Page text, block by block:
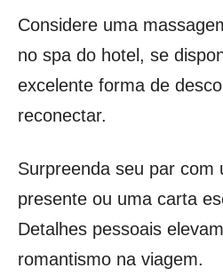
Considere uma
no spa do hotel, se
excelente forma de
reconectar.
Surpreenda seu par com
presente ou uma carta
Detalhes pessoais
romantismo na viagem.